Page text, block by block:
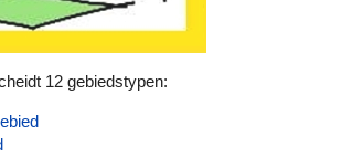
12 gebiedstypen: